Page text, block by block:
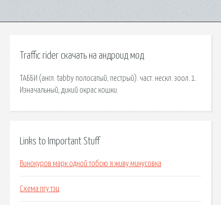
Traffic rider скачать на андроид мод
ТАББИ (англ. tabby полосатый; пестрый). част. нескл. зоол. 1.
Изначальный, дикий окрас кошки.
Links to Important Stuff
Винокуров марк одной тобою я живу минусовка
Схема пгу тэц